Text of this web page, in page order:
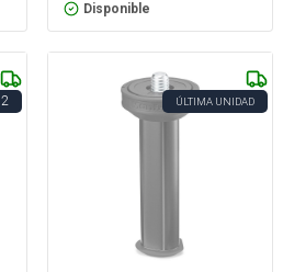
Disponible
2 ÚLTIMA UNIDAD